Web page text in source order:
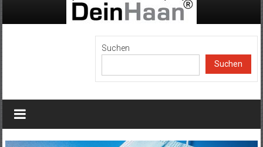
Suchen
Suchen